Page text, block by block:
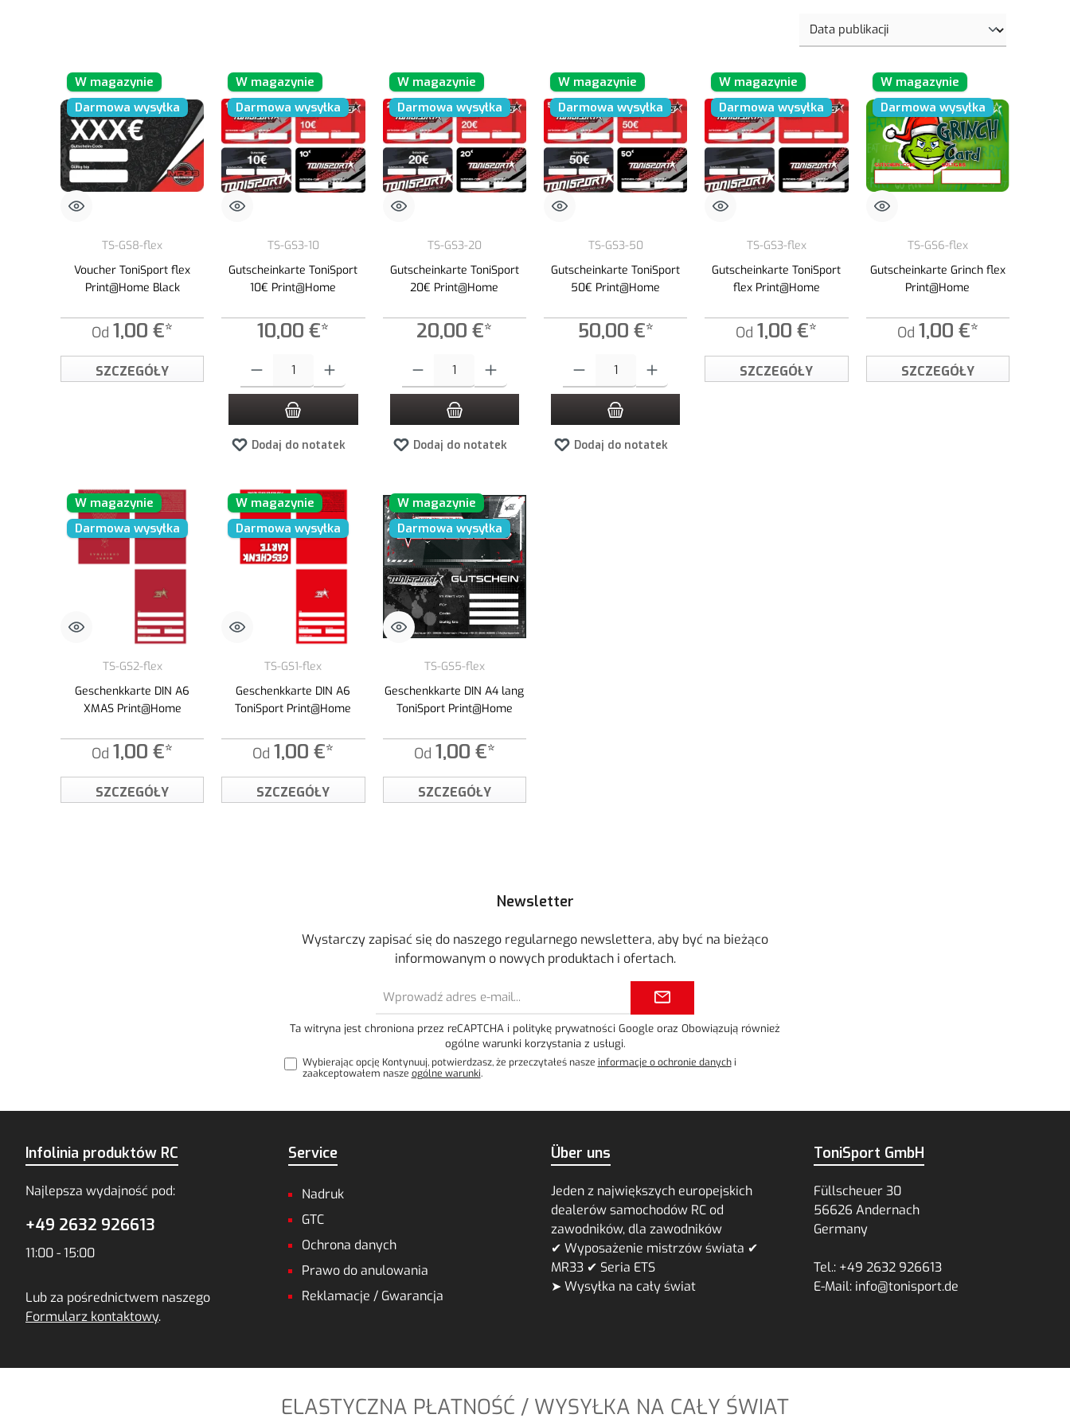
W magazynie
Darmowa wysyłka
TS-GS8-flex
Voucher ToniSport flex
Print@Home Black
Od1,00 €*
SZCZEGÓŁY
W magazynie
Darmowa wysyłka
TS-GS3-10
Gutscheinkarte ToniSport
10€ Print@Home
10,00 €*
Dodaj do notatek
W magazynie
Darmowa wysyłka
TS-GS3-20
Gutscheinkarte ToniSport
20€ Print@Home
20,00 €*
Ilość produktu: Wprowadź żądaną ilość lub użyj przycisków, aby zwiększyć lub zmniejszyć ilość.
Dodaj do notatek
W magazynie
Darmowa wysyłka
TS-GS3-50
Gutscheinkarte ToniSport
50€ Print@Home
50,00 €*
Ilość produktu: Wprowadź żądaną ilość lub użyj przycisków, aby zwiększyć lub zmniejszyć ilość.
Dodaj do notatek
W magazynie
Darmowa wysyłka
TS-GS3-flex
Gutscheinkarte ToniSport
flex Print@Home
Od1,00 €*
SZCZEGÓŁY
W magazynie
Darmowa wysyłka
TS-GS6-flex
Gutscheinkarte Grinch flex
Print@Home
Od 1,00 €*
SZCZEGÓŁY
W magazynie
Darmowa wysyłka
TS-GS2-flex
Geschenkkarte DIN A6
XMAS Print@Home
Od1,00 €*
SZCZEGÓŁY
W magazynie
Darmowa wysyłka
TS-GS1-flex
Geschenkkarte DIN A6
ToniSport Print@Home
Od1,00 €*
SZCZEGÓŁY
W magazynie
Darmowa wysyłka
TS-GS5-flex
Geschenkkarte DIN A4 lang
ToniSport Print@Home
Od 1,00 €*
SZCZEGÓŁY
Newsletter
Wystarczy zapisać się do naszego regularnego newslettera, aby być na bieżąco
informowanym o nowych produktach i ofertach.
e-
Ta witryna jest chroniona przez reCAPTCHA i politykę prywatności Google oraz Obowiązują również
ogólne warunki korzystania z usługi.
Wybierając opcję Kontynuuj, potwierdzasz, że przeczytałeś nasze informacje o ochronie danychi
zaakceptowałem nasze ogólne warunki.
Infolinia produktów RC
Najlepsza wydajność pod:
+49 2632 926613
11:00 - 15:00
Lub za pośrednictwem naszego
Formularz kontaktowy.
Service
Nadruk
GTC
Ochrona danych
Prawo do anulowania
Reklamacje / Gwarancja
Über uns
Jeden z największych europejskich
dealerów samochodów RC od
zawodników, dla zawodników
✔ Wyposażenie mistrzów świata ✔
MR33 ✔ Seria ETS
➤ Wysyłka na cały świat
ToniSport GmbH
Füllscheuer 30
56626 Andernach
Germany
Tel.: +49 2632 926613
E-Mail: info@tonisport.de
ELASTYCZNA PŁATNOŚĆ / WYSYŁKA NA CAŁY ŚWIAT